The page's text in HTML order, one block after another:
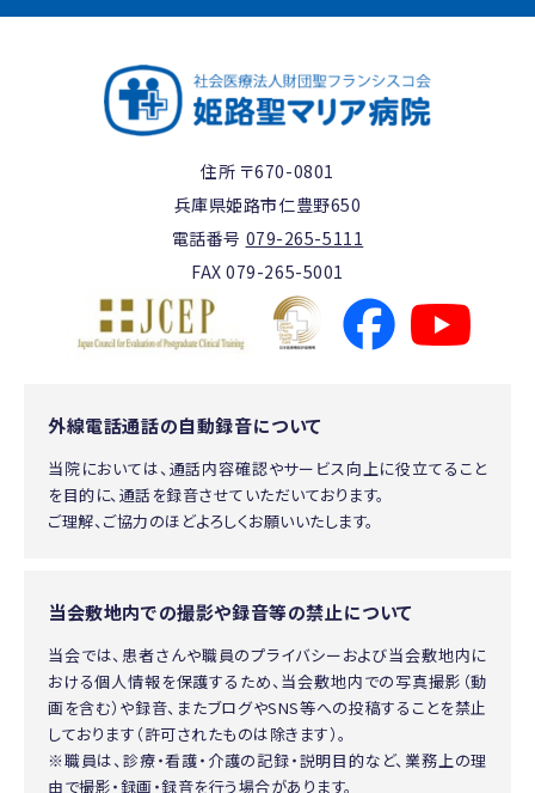
住所 〒670-0801
兵庫県姫路市仁豊野650
電話番号 079-265-5111
FAX 079-265-5001
外線電話通話の自動録音について
当院においては、通話内容確認やサービス向上に役立てること
を目的に、通話を録音させていただいております。
ご理解、ご協力のほどよろしくお願いいたします。
当会敷地内での撮影や録音等の禁止について
当会では、患者さんや職員のプライバシーおよび当会敷地内に
おける個人情報を保護するため、当会敷地内での写真撮影（動
画を含む）や録音、またブログやSNS等への投稿することを禁止
しております（許可されたものは除きます）。
※職員は、診療・看護・介護の記録・説明目的など、業務上の理
由で撮影・録画・録音を行う場合があります。